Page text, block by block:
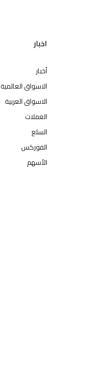
اخبار
أخبار
الاسواق العالمية
الاسواق العربية
العملات
السلع
الفوركس
الأسهم